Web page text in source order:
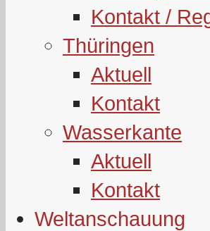
Kontakt /
Thüringen
Aktuell
Kontakt
Wasserkante
Aktuell
Kontakt
Weltanschauung